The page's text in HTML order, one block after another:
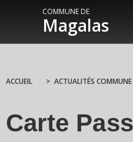
COMMUNE DE
Magalas
ACCUEIL > ACTUALITÉS
Carte